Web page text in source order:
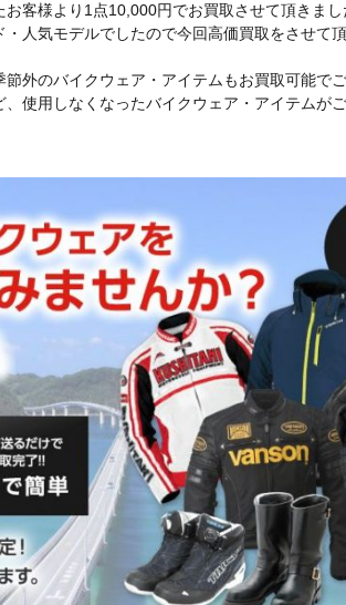
客様より1点10,000円でお買取させて頂きまし
人気モデルでしたので今回高価買取をさせて頂
外のバイクウェア・アイテムもお買取可能でご
使用しなくなったバイクウェア・アイテムが